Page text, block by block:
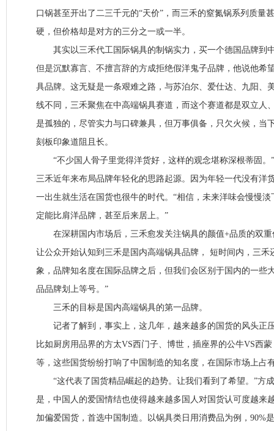
口锅甚至开出了二三千元的“天价”，而三禾的窒氮锅系列质量
硬，但价格却是对方的三分之一或一半。
其实以三禾代工国际锅具的制锅实力，买一个德国品牌到
但是沉默寡言、不擅言辞的方成拒绝假洋鬼子品牌，他说他希
具品牌。这无疑是一条艰难之路，与苏泊尔、爱仕达、九阳、
线不同，三禾聚焦在中高端锅具赛道，而这个赛道都是双立人
是孤独的，尽管实力与口碑兼具，但万事俱备，只欠火候，当
刻板印象道阻且长。
“不少国人骨子里觉得洋货好，这样的观念堪称深根蒂固。
三禾近年来布局品牌年轻化的思路起源。因为年轻一代没有洋
一出生就生活在国货也很牛的时代。“相信，未来洋味会慢慢
定能比肩洋品牌，甚至后来居上。”
在深耕国内市场后，三禾愈发关注锅具的颜值+品质的双重
让公众开始认知到三禾是国内高端锅具品牌， 短时间内，三禾
象，品牌知名度在国际品牌之后，但我们会区别于国内的一些
品品牌划上等号。”
三禾的目标是国内高端锅具的第一品牌。
记者了解到，事实上，这几年，越来越多的国货的风头正
比如厨房用品界的方太VS西门子、博世，插座界的公牛VS西
等，这些国货纷纷打响了中国制造的知名度，在国际市场上占
“这代表了国货精品崛起的趋势。让我们看到了希望。”方
是，中国人的爱国情结也使得越来越多国人对国货认可度越来
加偏爱国货，首选中国制造。以锅具类日用消费品为例，90%